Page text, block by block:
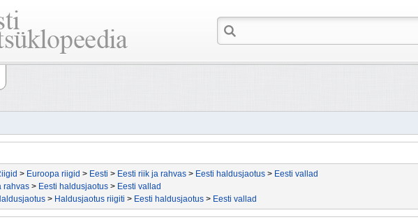
> Euroopa riigid > Eesti > Eesti riik ja rahvas > Eesti haldusjaotus > Eesti vallad
rahvas > Eesti haldusjaotus > Eesti vallad
> Haldusjaotus riigiti > Eesti haldusjaotus > Eesti vallad